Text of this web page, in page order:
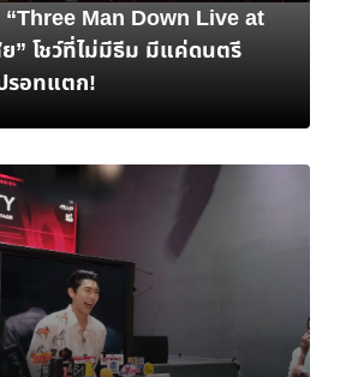
“Three Man Down Live at
” โชว์ที่ไม่มีธีม มีแค่ดนตรี
รอทแตก!